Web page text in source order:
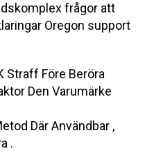
frågor att
Oregon support
Straff Före Beröra
Den Varumärke
Där Användbar ,
.